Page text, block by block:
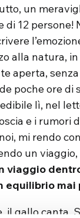
un
di 12 persone!
alla natura,
aperta,
poche ore di
lì, nel
e i rumori
mi rendo
un viaggio,
viaggio
equilibrio mai
il gallo canta.